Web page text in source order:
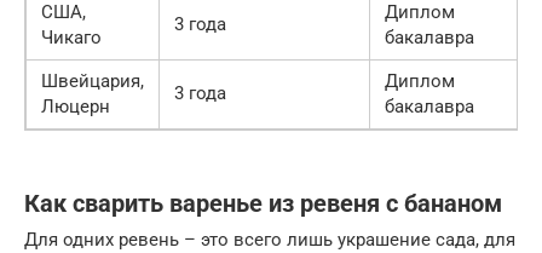
США,
Чикаго
3 года
Диплом
бакалавра
Швейцария,
Люцерн
3 года
Диплом
бакалавра
Как сварить варенье из ревеня с бананом
Для одних ревень – это всего лишь украшение сада, для